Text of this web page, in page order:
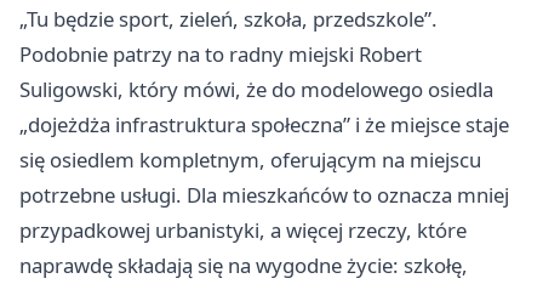
„Tu będzie sport, zieleń, szkoła, przedszkole”.
Podobnie patrzy na to radny miejski Robert
Suligowski, który mówi, że do modelowego osiedla
„dojeżdża infrastruktura społeczna” i że miejsce staje
się osiedlem kompletnym, oferującym na miejscu
potrzebne usługi. Dla mieszkańców to oznacza mniej
przypadkowej urbanistyki, a więcej rzeczy, które
naprawdę składają się na wygodne życie: szkołę,